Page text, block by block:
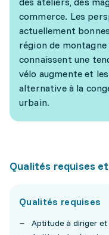
commerce. Les
actuellement
région de montagne
connaissent une
vélo augmente et
alternative à la
urbain.
Qualités requises
Qualités requises
Aptitude à diriger